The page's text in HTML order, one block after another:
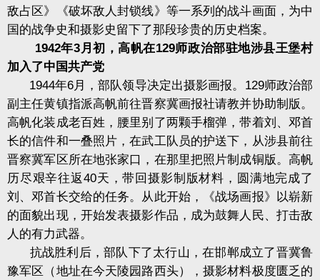
敌占区》《破坏敌人封锁线》等一系列的战斗画面，为中
国的战争史和摄影史留下了那段珍贵的历史档案。
1942年3月初，高帆在129师政治部驻地涉县王堡村
加入了中国共产党
1944年6月，部队领导决定出摄影画报。129师政治部
副主任黄镇指派高帆前往晋察冀画报社请教并协助制版。
高帆化装成老百姓，腰里别了两颗手榴弹，带着刘、邓首
长的信件和一叠照片，在武工队员的护送下，从涉县前往
晋察冀军区所在地张家口，在那里把照片制成铜版。高帆
历尽艰辛往返40天，带回摄影制版材料，圆满地完成了
刘、邓首长交给的任务。从此开始，《战场画报》以崭新
的面貌出现，开始发表摄影作品，成为鼓舞人民、打击敌
人的有力武器。
抗战胜利后，部队下了太行山，在邯郸成立了晋冀鲁
豫军区（地址在今天陵园路西头），摄影材料极度匮乏的